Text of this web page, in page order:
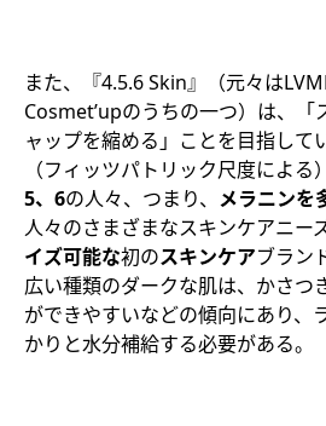
また、『4.5.6 Skin』（元々は
Cosmet’upのうちの一つ）は、「
ャップを縮める」ことを目指して
（フィッツパトリック尺度による）
5、 6の人々、つまり、 メラニンを
人々のさまざまなスキンケアニー
イズ可能な初のスキンケアブラン
広い種類のダークな肌は、かさつ
ができやすいなどの傾向にあり、
かりと水分補給する必要がある。